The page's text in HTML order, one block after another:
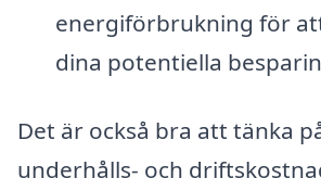
energiförbrukning för
dina potentiella
Det är också bra att tänka
underhålls- och